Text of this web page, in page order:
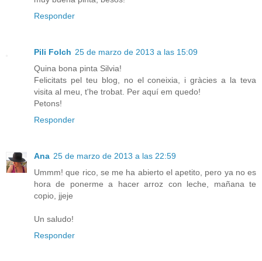
Responder
Pili Folch 25 de marzo de 2013 a las 15:09
Quina bona pinta Silvia!
Felicitats pel teu blog, no el coneixia, i gràcies a la teva
visita al meu, t'he trobat. Per aquí em quedo!
Petons!
Responder
Ana 25 de marzo de 2013 a las 22:59
Ummm! que rico, se me ha abierto el apetito, pero ya no es
hora de ponerme a hacer arroz con leche, mañana te
copio, jjeje
Un saludo!
Responder